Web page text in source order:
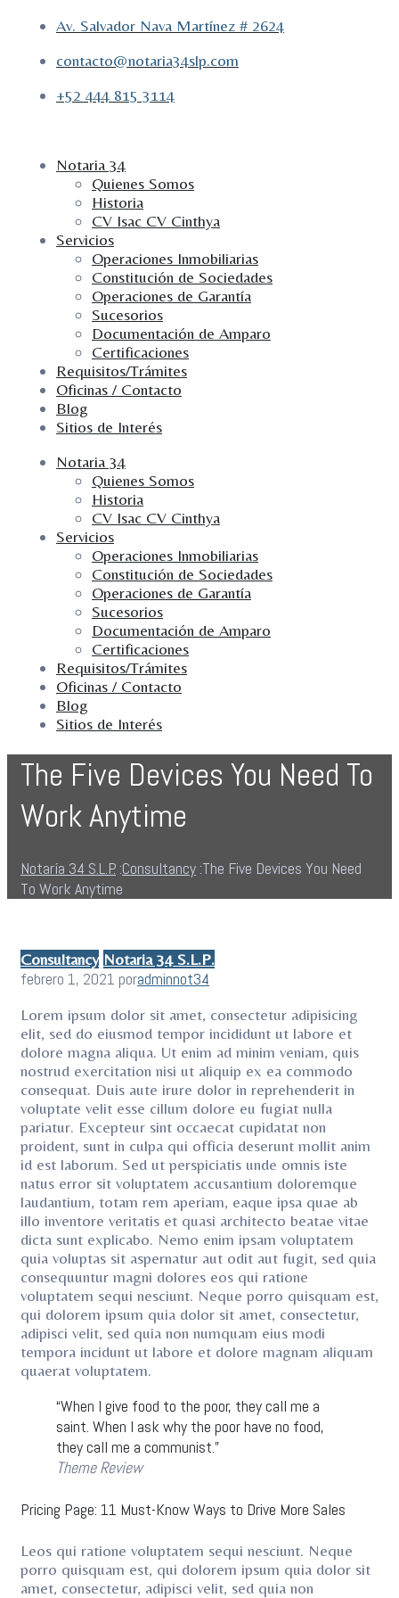
Av. Salvador Nava Martínez # 2624
contacto@notaria34slp.com
+52 444 815 3114
Notaria 34
Quienes Somos
Historia
CV Isac CV Cinthya
Servicios
Operaciones Inmobiliarias
Constitución de Sociedades
Operaciones de Garantía
Sucesorios
Documentación de Amparo
Certificaciones
Requisitos/Trámites
Oficinas / Contacto
Blog
Sitios de Interés
Notaria 34
Quienes Somos
Historia
CV Isac CV Cinthya
Servicios
Operaciones Inmobiliarias
Constitución de Sociedades
Operaciones de Garantía
Sucesorios
Documentación de Amparo
Certificaciones
Requisitos/Trámites
Oficinas / Contacto
Blog
Sitios de Interés
The Five Devices You Need To
Work Anytime
Notaría 34 S.L.P. :Consultancy :The Five Devices You Need
To Work Anytime
Categories
Consultancy Notaria 34 S.L.P.
febrero 1, 2021 poradminnot34
Lorem ipsum dolor sit amet, consectetur adipisicing
elit, sed do eiusmod tempor incididunt ut labore et
dolore magna aliqua. Ut enim ad minim veniam, quis
nostrud exercitation nisi ut aliquip ex ea commodo
consequat. Duis aute irure dolor in reprehenderit in
voluptate velit esse cillum dolore eu fugiat nulla
pariatur. Excepteur sint occaecat cupidatat non
proident, sunt in culpa qui officia deserunt mollit anim
id est laborum. Sed ut perspiciatis unde omnis iste
natus error sit voluptatem accusantium doloremque
laudantium, totam rem aperiam, eaque ipsa quae ab
illo inventore veritatis et quasi architecto beatae vitae
dicta sunt explicabo. Nemo enim ipsam voluptatem
quia voluptas sit aspernatur aut odit aut fugit, sed quia
consequuntur magni dolores eos qui ratione
voluptatem sequi nesciunt. Neque porro quisquam est,
qui dolorem ipsum quia dolor sit amet, consectetur,
adipisci velit, sed quia non numquam eius modi
tempora incidunt ut labore et dolore magnam aliquam
quaerat voluptatem.
“When I give food to the poor, they call me a
saint. When I ask why the poor have no food,
they call me a communist.”
Theme Review
Pricing Page: 11 Must-Know Ways to Drive More Sales
Leos qui ratione voluptatem sequi nesciunt. Neque
porro quisquam est, qui dolorem ipsum quia dolor sit
amet, consectetur, adipisci velit, sed quia non